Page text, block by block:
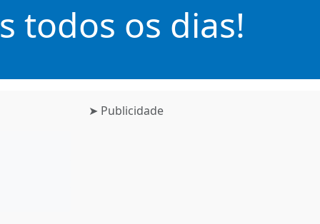
todos os dias!
➤ Publicidade